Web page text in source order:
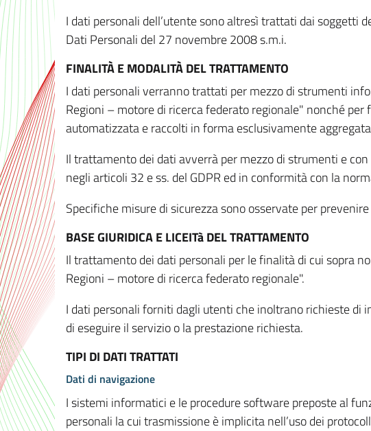
I dati personali dell’utente sono altresì trattati dai soggetti
Dati Personali del 27 novembre 2008 s.m.i.
FINALITÀ E MODALITÀ DEL TRATTAMENTO
I dati personali verranno trattati per mezzo di strumenti
Regioni – motore di ricerca federato regionale" nonché
automatizzata e raccolti in forma esclusivamente
Il trattamento dei dati avverrà per mezzo di strumenti e
negli articoli 32 e ss. del GDPR ed in conformità con la
Specifiche misure di sicurezza sono osservate per
BASE GIURIDICA E LICEITà DEL TRATTAMENTO
Il trattamento dei dati personali per le finalità di cui sopra
Regioni – motore di ricerca federato regionale".
I dati personali forniti dagli utenti che inoltrano richieste di
di eseguire il servizio o la prestazione richiesta.
TIPI DI DATI TRATTATI
Dati di navigazione
I sistemi informatici e le procedure software preposte al
personali la cui trasmissione è implicita nell’uso dei